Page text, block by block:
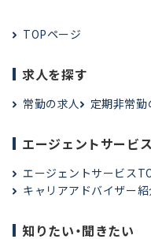
TOPページ
求人を探す
常勤の求人 定期非常勤
エージェントサービス
エージェントサービス
キャリアアドバイザー紹
知りたい・聞きたい